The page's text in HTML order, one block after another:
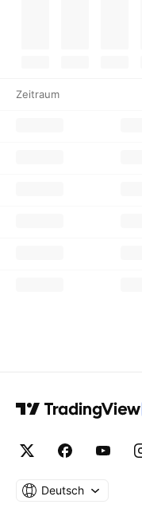
Zeitraum
Deutsch